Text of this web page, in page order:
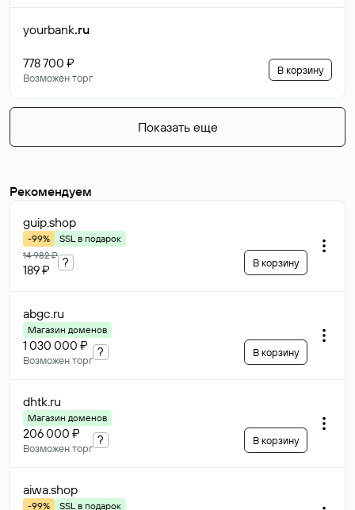
yourbank.ru
778 700 ₽
Возможен торг
В корзину
Показать еще
Рекомендуем
guip.shop
-99%
SSL в подарок
14 982 ₽
189 ₽
? В корзину
abgc.ru
Магазин доменов
1 030 000 ₽
Возможен торг
? В корзину
dhtk.ru
Магазин доменов
206 000 ₽
Возможен торг
? В корзину
aiwa.shop
-99%
SSL в подарок